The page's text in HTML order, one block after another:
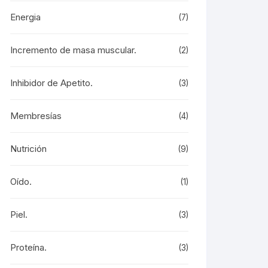
Energia (7)
Incremento de masa muscular. (2)
Inhibidor de Apetito. (3)
Membresías (4)
Nutrición (9)
Oído. (1)
Piel. (3)
Proteína. (3)